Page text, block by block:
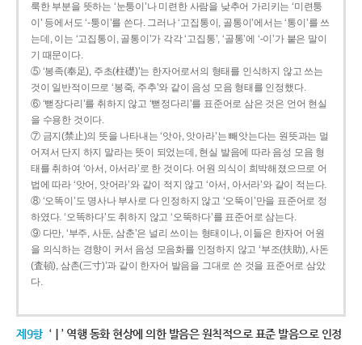
룩한 부분을 뜻하는 ‘눈퉁이’나 미련한 사람을 낮추어 가리키는 ‘미련퉁
이’ 등에서도 ‘-퉁이’를 쓴다. 그러나 ‘고집통이, 골통이’에서는 ‘통이’를 쓰
는데, 이는 ‘고집통이, 골통이’가 각각 ‘고집통’, ‘골통’에 ‘-이’가 붙은 말이
기 때문이다.
⑤ ‘봉족(奉足), 주초(柱礎)’는 한자어로서의 형태를 인식하지 않고 쓰는
것이 일반적이므로 ‘봉죽, 주추’와 같이 음성 모음 형태를 인정했다.
⑥ ‘뻗장다리’를 취하지 않고 ‘뻗정다리’를 표준어로 삼은 것은 언어 현실
을 수용한 것이다.
⑦ 금지(禁止)의 뜻을 나타내는 ‘앗아, 앗아라’는 빼앗는다는 원뜻과는 멀
어져서 단지 하지 말라는 뜻이 되었는데, 현실 발음에 따라 음성 모음 형
태를 취하여 ‘아서, 아서라’로 한 것이다. 어원 의식이 희박해졌으므로 어
법에 따라 ‘앗어, 앗어라’와 같이 적지 않고 ‘아서, 아서라’와 같이 적는다.
⑧ ‘오똑이’도 명사나 부사로 다 인정하지 않고 ‘오뚝이’만을 표준어로 정
하였다. ‘오똑하다’도 취하지 않고 ‘오뚝하다’를 표준어로 삼는다.
⑨ 다만, ‘부주, 사둔, 삼춘’은 널리 쓰이는 형태이나, 이들은 한자어 어원
을 의식하는 경향이 커서 음성 모음화를 인정하지 않고 ‘부조(扶助), 사돈
(査頓), 삼촌(三寸)’과 같이 한자어 발음을 그대로 쓴 것을 표준어로 삼았
다.
제9항 ‘ㅣ’ 역행 동화 현상에 의한 발음은 원칙적으로 표준 발음으로 인정